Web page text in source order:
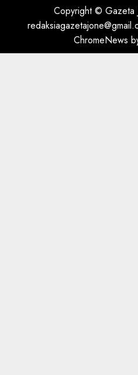
ngjau
flet për
Copyright © Gazeta
ChromeNews